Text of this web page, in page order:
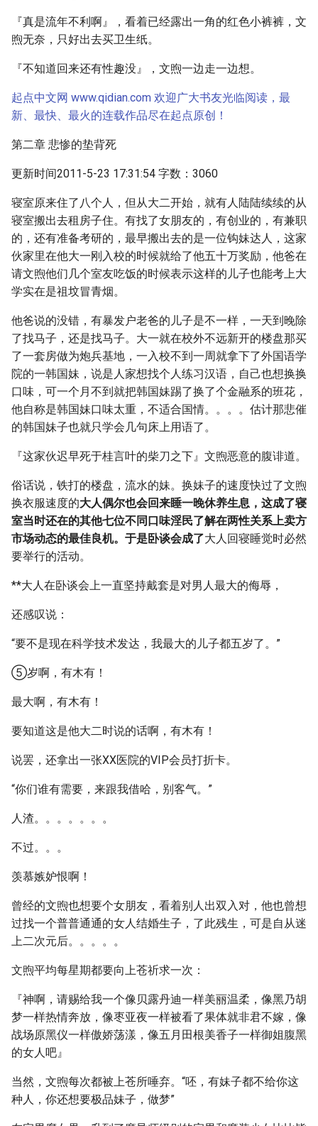
『真是流年不利啊』，看着已经露出一角的红色小裤裤，文
煦无奈，只好出去买卫生纸。
『不知道回来还有性趣没』，文煦一边走一边想。
起点中文网 www.qidian.com 欢迎广大书友光临阅读，最
新、最快、最火的连载作品尽在起点原创！
第二章 悲惨的垫背死
更新时间2011-5-23 17:31:54 字数：3060
寝室原来住了八个人，但从大二开始，就有人陆陆续续的从
寝室搬出去租房子住。有找了女朋友的，有创业的，有兼职
的，还有准备考研的，最早搬出去的是一位钩妹达人，这家
伙家里在他大一刚入校的时候就给了他五十万奖励，他爸在
请文煦他们几个室友吃饭的时候表示这样的儿子也能考上大
学实在是祖坟冒青烟。
他爸说的没错，有暴发户老爸的儿子是不一样，一天到晚除
了找马子，还是找马子。大一就在校外不远新开的楼盘那买
了一套房做为炮兵基地，一入校不到一周就拿下了外国语学
院的一韩国妹，说是人家想找个人练习汉语，自己也想换换
口味，可一个月不到就把韩国妹踢了换了个金融系的班花，
他自称是韩国妹口味太重，不适合国情。。。。估计那悲催
的韩国妹子也就只学会几句床上用语了。
『这家伙迟早死于桂言叶的柴刀之下』文煦恶意的腹诽道。
俗话说，铁打的楼盘，流水的妹。换妹子的速度快过了文煦
换衣服速度的大人偶尔也会回来睡一晚休养生息，这成了寝
室当时还在的其他七位不同口味淫民了解在两性关系上卖方
市场动态的最佳良机。于是卧谈会成了大人回寝睡觉时必然
要举行的活动。
**大人在卧谈会上一直坚持戴套是对男人最大的侮辱，
还感叹说：
“要不是现在科学技术发达，我最大的儿子都五岁了。”
⑤岁啊，有木有！
最大啊，有木有！
要知道这是他大二时说的话啊，有木有！
说罢，还拿出一张XX医院的VIP会员打折卡。
“你们谁有需要，来跟我借哈，别客气。”
人渣。。。。。。。
不过。。。
羡慕嫉妒恨啊！
曾经的文煦也想要个女朋友，看着别人出双入对，他也曾想
过找一个普普通通的女人结婚生子，了此残生，可是自从迷
上二次元后。。。。。
文煦平均每星期都要向上苍祈求一次：
『神啊，请赐给我一个像贝露丹迪一样美丽温柔，像黑乃胡
梦一样热情奔放，像枣亚夜一样被看了果体就非君不嫁，像
战场原黑仪一样傲娇荡漾，像五月田根美香子一样御姐腹黑
的女人吧』
当然，文煦每次都被上苍所唾弃。“呸，有妹子都不给你这
种人，你还想要极品妹子，做梦”